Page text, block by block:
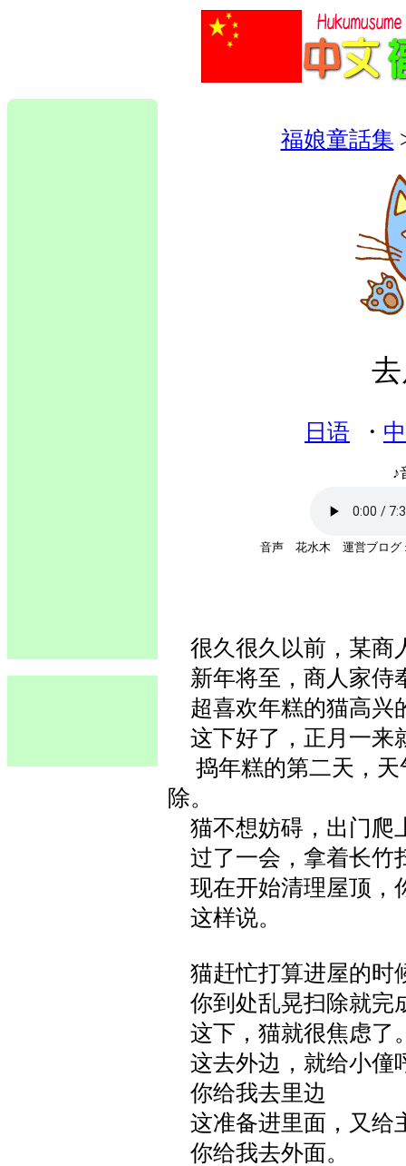
福娘童話集
日语 ・
♪
音声 花水木 運営ブログ
很久很久以前，某商
新年将至，商人家侍
超喜欢年糕的猫高兴
这下好了，正月一来
捣年糕的第二天，天
除。
猫不想妨碍，出门爬
过了一会，拿着长竹
现在开始清理屋顶，
这样说。
猫赶忙打算进屋的时
你到处乱晃扫除就完
这下，猫就很焦虑了
这去外边，就给小僮
你给我去里边
这准备进里面，又给
你给我去外面。